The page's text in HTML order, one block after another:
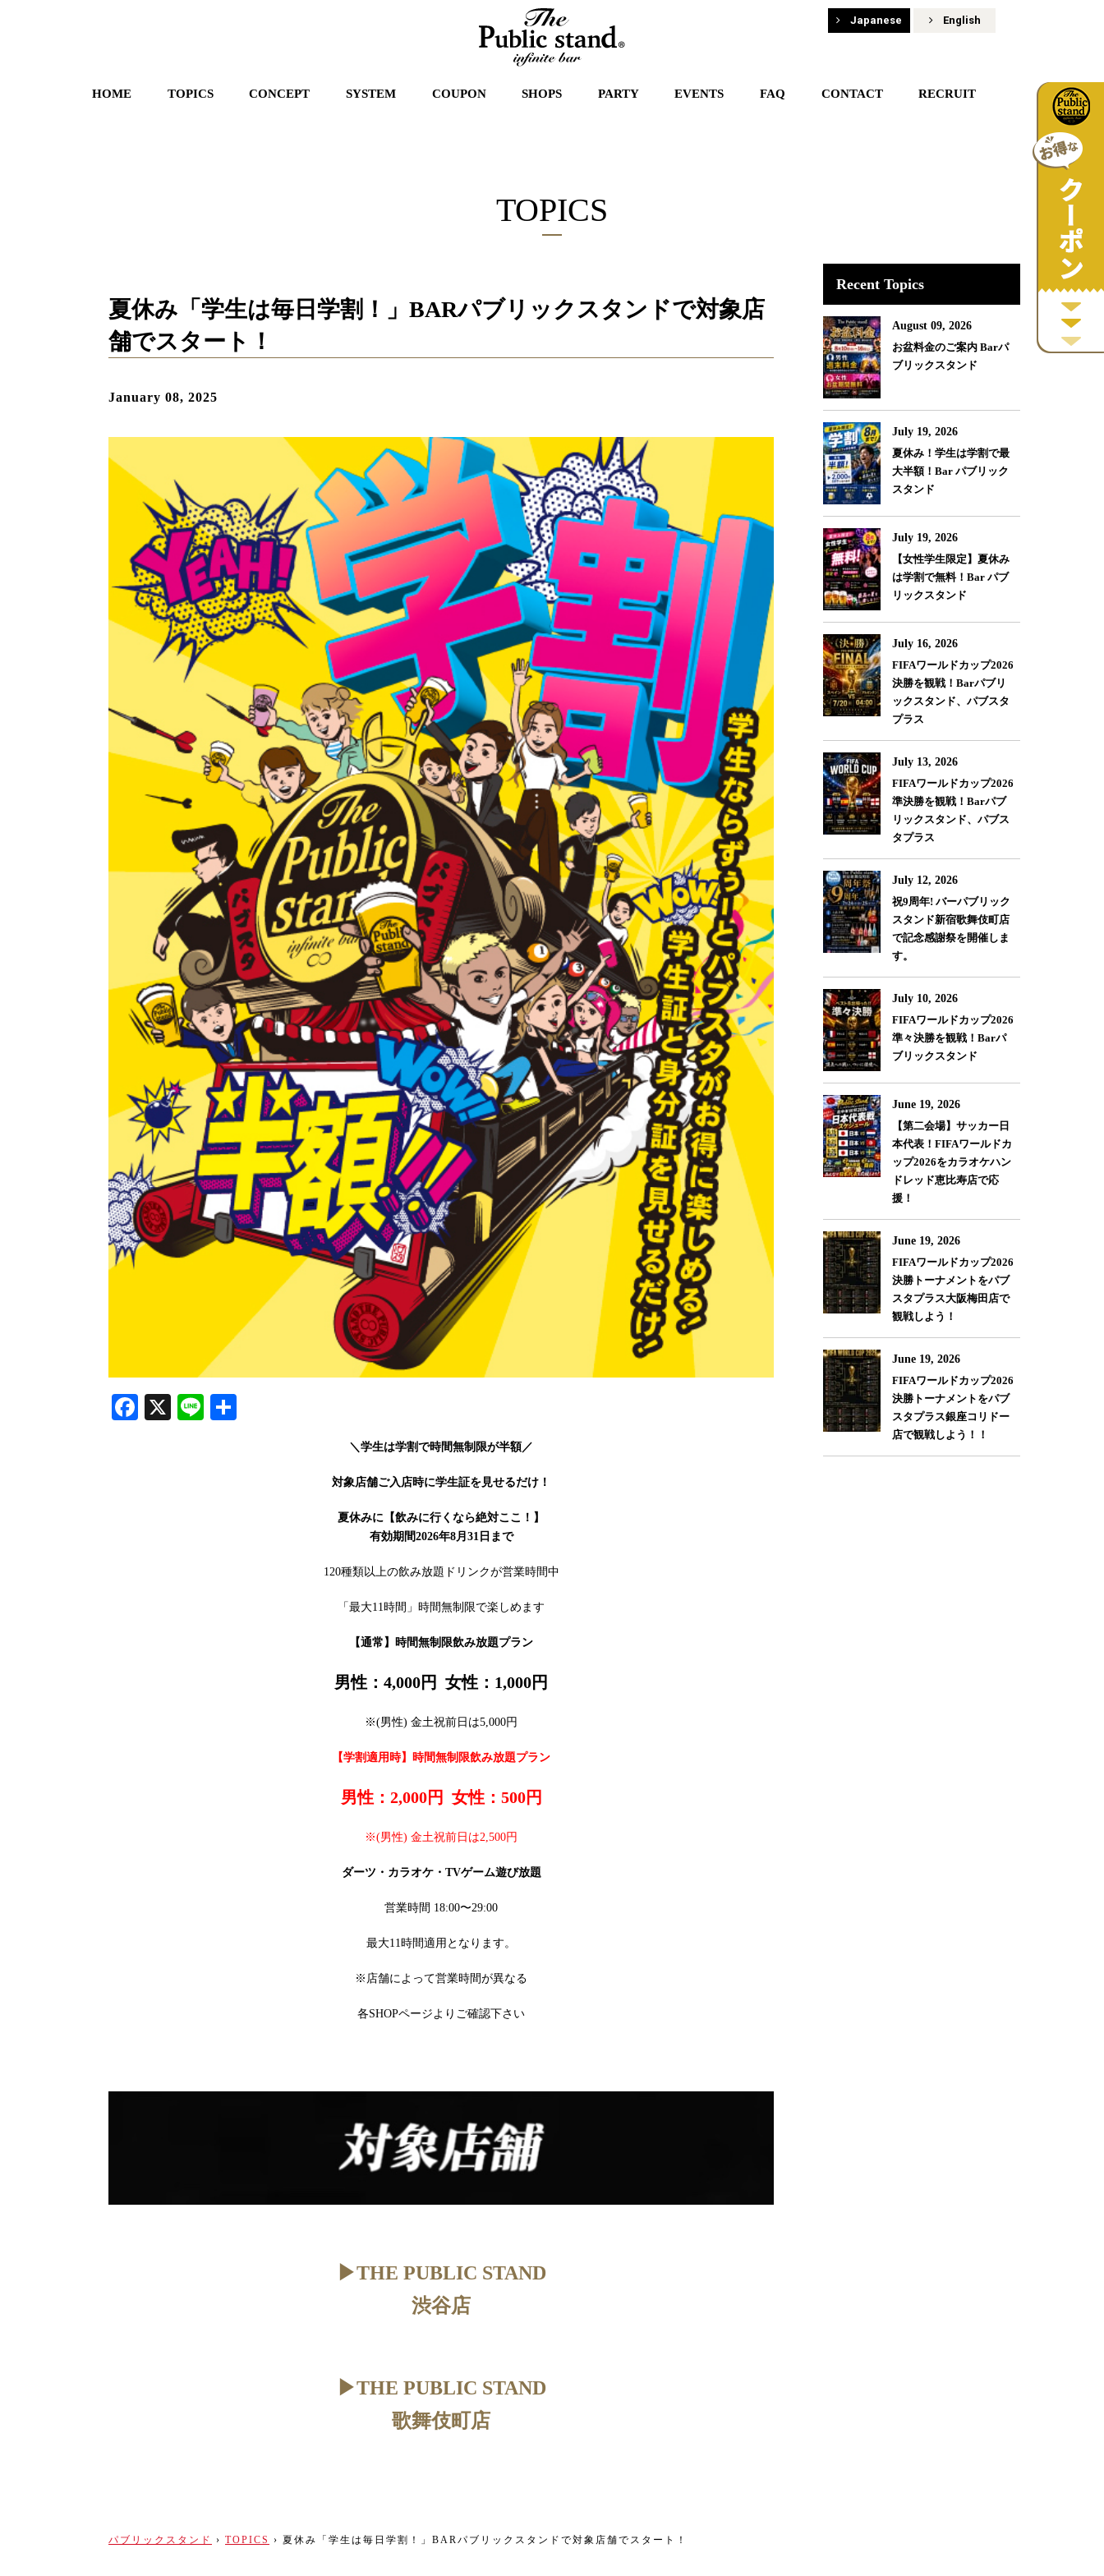
Japanese English
HOME TOPICS CONCEPT SYSTEM COUPON SHOPS PARTY EVENTS FAQ CONTACT RECRUIT
TOPICS
夏休み「学生は毎日学割！」BARパブリックスタンドで対象店
舗でスタート！
January 08, 2025
Facebook
X Line
＼学生は学割で時間無制限が半額／
対象店舗ご入店時に学生証を見せるだけ！
夏休みに【飲みに行くなら絶対ここ！】
有効期間2026年8月31日まで
120種類以上の飲み放題ドリンクが営業時間中
「最大11時間」時間無制限で楽しめます
【通常】時間無制限飲み放題プラン
男性：4,000円 女性：1,000円
※(男性) 金土祝前日は5,000円
【学割適用時】時間無制限飲み放題プラン
男性：2,000円 女性：500円
※(男性) 金土祝前日は2,500円
ダーツ・カラオケ・TVゲーム遊び放題
営業時間 18:00〜29:00
最大11時間適用となります。
※店舗によって営業時間が異なる
各SHOPページよりご確認下さい
▶︎THE PUBLIC STAND
渋谷店
▶︎THE PUBLIC STAND
歌舞伎町店
Recent Topics
August 09, 2026
お盆料金のご案内 Barパ
ブリックスタンド
July 19, 2026
夏休み！学生は学割で最
大半額！Bar パブリック
スタンド
July 19, 2026
【女性学生限定】夏休み
は学割で無料！Bar パブ
リックスタンド
July 16, 2026
FIFAワールドカップ2026
決勝を観戦！Barパブリ
ックスタンド、パブスタ
プラス
July 13, 2026
FIFAワールドカップ2026
準決勝を観戦！Barパブ
リックスタンド、パブス
タプラス
July 12, 2026
祝9周年! バーパブリック
スタンド新宿歌舞伎町店
で記念感謝祭を開催しま
す。
July 10, 2026
FIFAワールドカップ2026
準々決勝を観戦！Barパ
ブリックスタンド
June 19, 2026
【第二会場】サッカー日
本代表！FIFAワールドカ
ップ2026をカラオケハン
ドレッド恵比寿店で応
援！
June 19, 2026
FIFAワールドカップ2026
決勝トーナメントをパブ
スタプラス大阪梅田店で
観戦しよう！
June 19, 2026
FIFAワールドカップ2026
決勝トーナメントをパブ
スタプラス銀座コリドー
店で観戦しよう！！
パブリックスタンド › TOPICS › 夏休み「学生は毎日学割！」BARパブリックスタンドで対象店舗でスタート！